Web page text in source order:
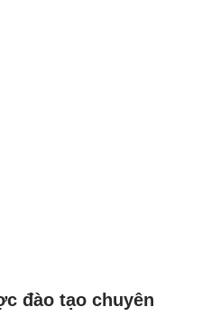
đào tạo chuyên